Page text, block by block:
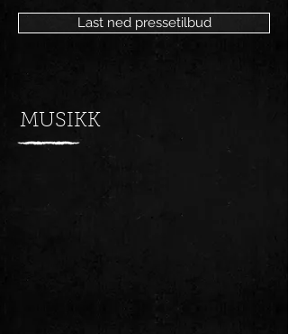
Last ned pressetilbud
MUSIKK